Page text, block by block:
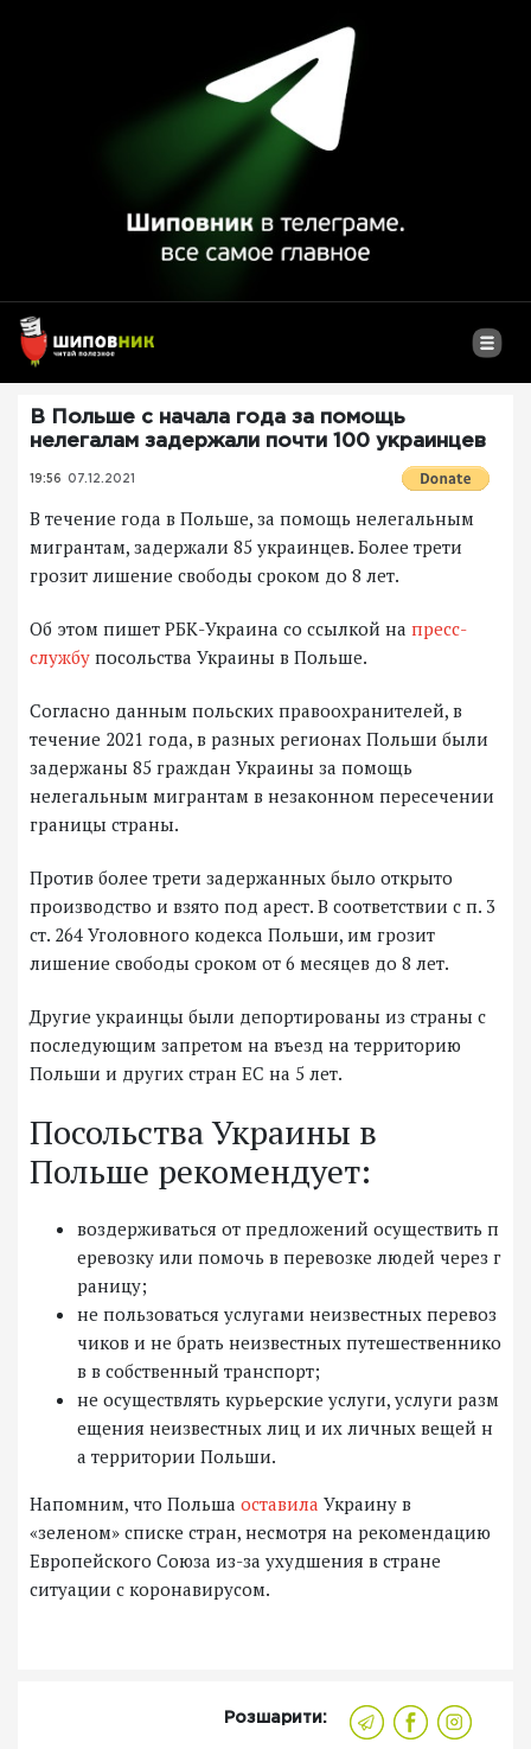
В Польше с начала года за помощь
нелегалам задержали почти 100 украинцев
19:56 07.12.2021
В течение года в Польше, за помощь нелегальным
мигрантам, задержали 85 украинцев. Более трети
грозит лишение свободы сроком до 8 лет.
Об этом пишет РБК-Украина со ссылкой на пресс-
службу посольства Украины в Польше.
Согласно данным польских правоохранителей, в
течение 2021 года, в разных регионах Польши были
задержаны 85 граждан Украины за помощь
нелегальным мигрантам в незаконном пересечении
границы страны.
Против более трети задержанных было открыто
производство и взято под арест. В соответствии с п. 3
ст. 264 Уголовного кодекса Польши, им грозит
лишение свободы сроком от 6 месяцев до 8 лет.
Другие украинцы были депортированы из страны с
последующим запретом на въезд на территорию
Польши и других стран ЕС на 5 лет.
Посольства Украины в
Польше рекомендует:
воздерживаться от предложений осуществить п
еревозку или помочь в перевозке людей через г
раницу;
не пользоваться услугами неизвестных перевоз
чиков и не брать неизвестных путешественнико
в в собственный транспорт;
не осуществлять курьерские услуги, услуги разм
ещения неизвестных лиц и их личных вещей н
а территории Польши.
Напомним, что Польша оставила Украину в
«зеленом» списке стран, несмотря на рекомендацию
Европейского Союза из-за ухудшения в стране
ситуации с коронавирусом.
Розшарити: